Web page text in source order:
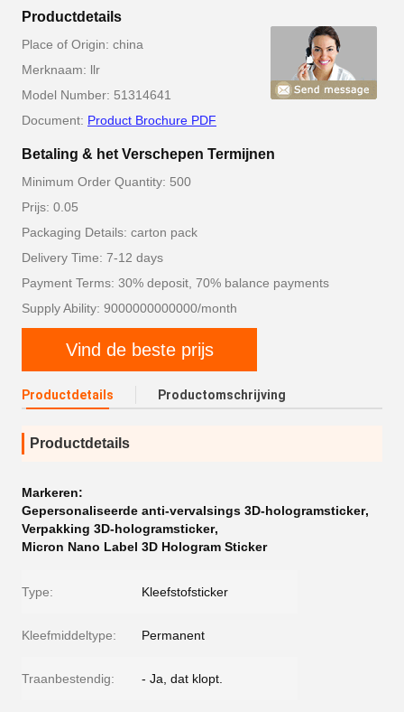
Productdetails
Place of Origin: china
Merknaam: llr
Model Number: 51314641
Document: Product Brochure PDF
Betaling & het Verschepen Termijnen
Minimum Order Quantity: 500
Prijs: 0.05
Packaging Details: carton pack
Delivery Time: 7-12 days
Payment Terms: 30% deposit, 70% balance payments
Supply Ability: 9000000000000/month
Vind de beste prijs
Productdetails Productomschrijving
Productdetails
Markeren:
Gepersonaliseerde anti-vervalsings 3D-hologramsticker,
Verpakking 3D-hologramsticker,
Micron Nano Label 3D Hologram Sticker
Type: Kleefstofsticker
Kleefmiddeltype: Permanent
Traanbestendig: - Ja, dat klopt.